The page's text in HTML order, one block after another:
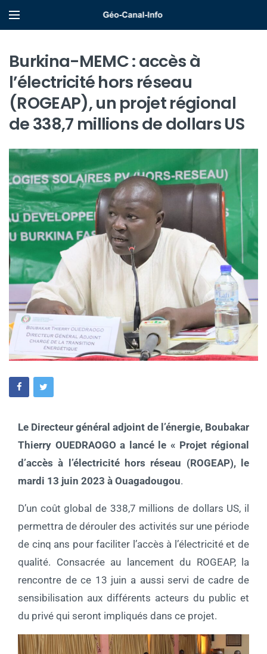
Burkina-MEMC : accès à
l’électricité hors réseau
(ROGEAP), un projet régional
de 338,7 millions de dollars US
Le Directeur général adjoint de l’énergie, Boubakar
Thierry OUEDRAOGO a lancé le « Projet régional
d’accès à l’électricité hors réseau (ROGEAP), le
mardi 13 juin 2023 à Ouagadougou.
D’un coût global de 338,7 millions de dollars US, il
permettra de dérouler des activités sur une période
de cinq ans pour faciliter l’accès à l’électricité et de
qualité. Consacrée au lancement du ROGEAP, la
rencontre de ce 13 juin a aussi servi de cadre de
sensibilisation aux différents acteurs du public et
du privé qui seront impliqués dans ce projet.